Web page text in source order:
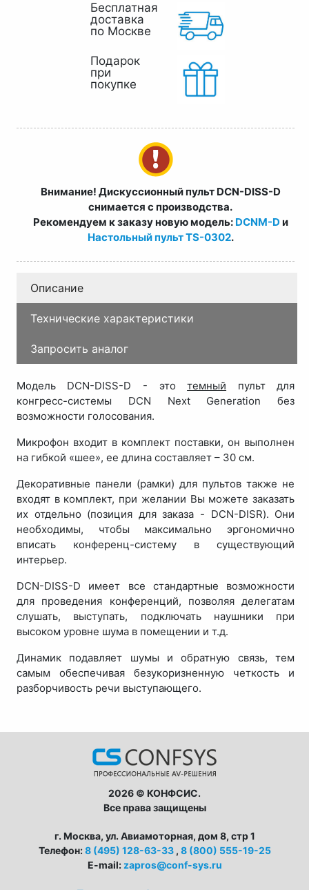
Бесплатная
доставка
по Москве
Подарок
при
покупке
Внимание! Дискуссионный пульт DCN-DISS-D
снимается с производства.
Рекомендуем к заказу новую модель: DCNM-Dи
Настольный пульт TS-0302.
Описание
Технические характеристики
Запросить аналог
Модель DCN-DISS-D - этотемный пульт для
конгресс-системы DCN Next Generation без
возможности голосования.
Микрофон входит в комплект поставки, он выполнен
на гибкой «шее», ее длина составляет – 30 см.
Декоративные панели (рамки) для пультов также не
входят в комплект, при желании Вы можете заказать
их отдельно (позиция для заказа - DCN-DISR). Они
необходимы, чтобы максимально эргономично
вписать конференц-систему в существующий
интерьер.
DCN-DISS-D имеет все стандартные возможности
для проведения конференций, позволяя делегатам
слушать, выступать, подключать наушники при
высоком уровне шума в помещении и т.д.
Динамик подавляет шумы и обратную связь, тем
самым обеспечивая безукоризненную четкость и
разборчивость речи выступающего.
2026 © КОНФСИС.
Все права защищены
г. Москва, ул. Авиамоторная, дом 8, стр 1
Телефон:8 (495) 128-63-33 , 8 (800) 555-19-25
E-mail: zapros@conf-sys.ru